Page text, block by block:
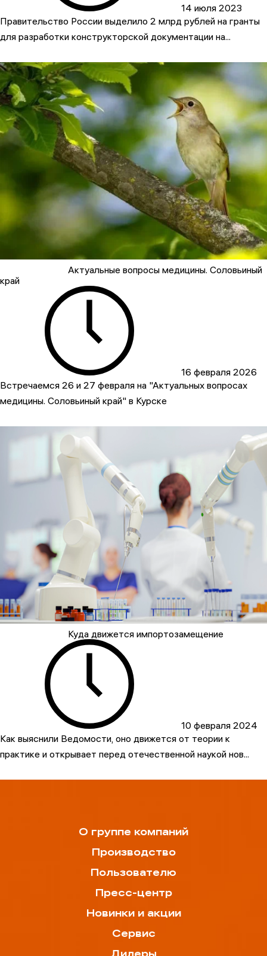
14 июля 2023
Правительство России выделило 2 млрд рублей на гранты
для разработки конструкторской документации на...
Актуальные вопросы медицины. Соловьиный
край
16 февраля 2026
Встречаемся 26 и 27 февраля на "Актуальных вопросах
медицины. Соловьиный край" в Курске
Куда движется импортозамещение
10 февраля 2024
Как выяснили Ведомости, оно движется от теории к
практике и открывает перед отечественной наукой нов...
О группе компаний
Производство
Пользователю
Пресс-центр
Новинки и акции
Сервис